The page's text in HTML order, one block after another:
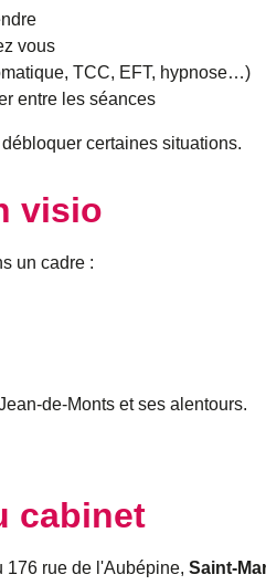
vous
TCC, EFT, hypnose…)
entre les séances
certaines situations.
visio
un cadre :
de-Monts et ses alentours.
cabinet
176 rue de l'Aubépine, Saint-